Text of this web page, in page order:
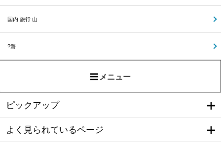
国内 旅行 山
?蟹
メニュー
ピックアップ
よく見られているページ